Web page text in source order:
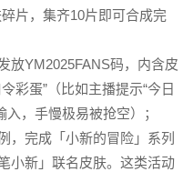
片，集齐10片即可合成完
放YM2025FANS码，内含皮
彩蛋”（比如主播提示“今日
入，手慢极易被抢空）；
，完成「小新的冒险」系列
小新」联名皮肤。这类活动